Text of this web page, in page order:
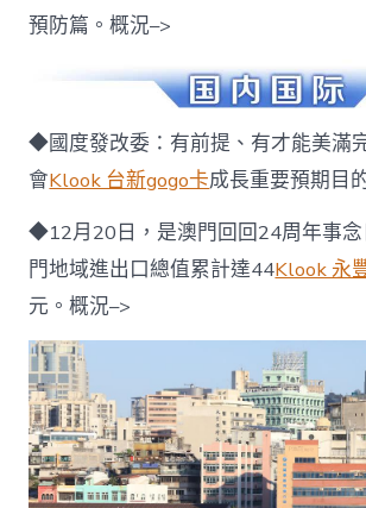
預防篇。概況–>
◆國度發改委：有前提、有才能美滿
會Klook 台新gogo卡成長重要預期目
◆12月20日，是澳門回回24周年事念
門地域進出口總值累計達44Klook 永
元。概況–>